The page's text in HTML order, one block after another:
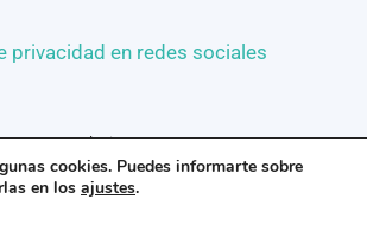
privacidad en redes sociales
©2026 Revoluciona tu pyme
cookies. Puedes informarte sobre
en los ajustes.